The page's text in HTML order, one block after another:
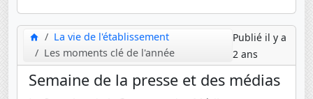
La vie de l'établissement
Les moments clé de l'année
Publié il y a
2 ans
Semaine de la presse et des médias